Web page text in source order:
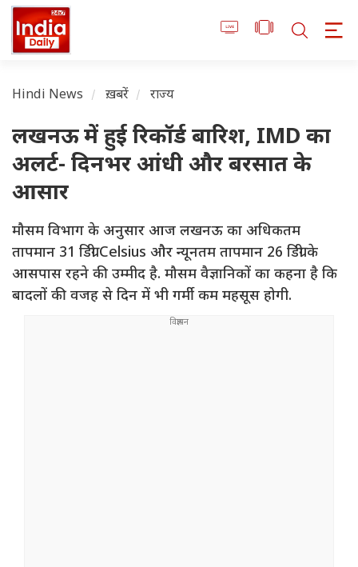
Hindi News ख़बरें राज्य
लखनऊ में हुई रिकॉर्ड बारिश, IMD का
अलर्ट- दिनभर आंधी और बरसात के
आसार
मौसम विभाग के अनुसार आज लखनऊ का अधिकतम
तापमान 31 डिग्री Celsius और न्यूनतम तापमान 26 डिग्री के
आसपास रहने की उम्मीद है. मौसम वैज्ञानिकों का कहना है कि
बादलों की वजह से दिन में भी गर्मी कम महसूस होगी.